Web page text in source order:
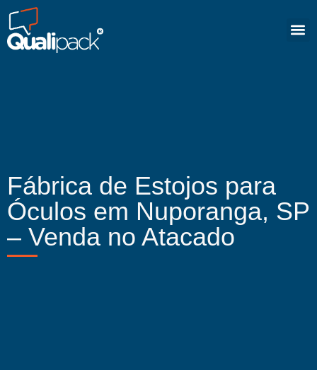
Fábrica de Estojos para
Óculos em Nuporanga, SP
– Venda no Atacado